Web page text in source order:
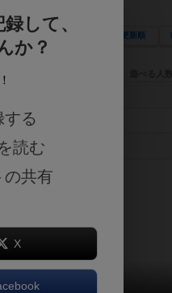
更新順
対象にフリーワード検索ができます。
ー名を指定して検索できます。
世界観や登場人物などモチーフ・ストー
テーマ/フレーバー
して、
か？
る
読む
の共有
X